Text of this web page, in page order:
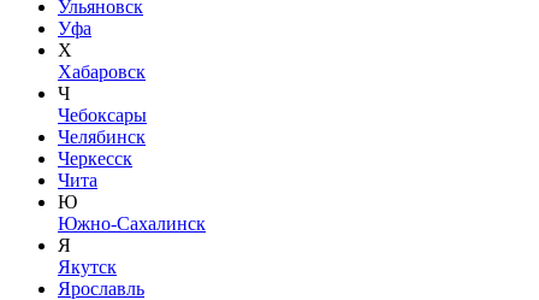
Ульяновск
Уфа
Х
Хабаровск
Ч
Чебоксары
Челябинск
Черкесск
Чита
Ю
Южно-Сахалинск
Я
Якутск
Ярославль